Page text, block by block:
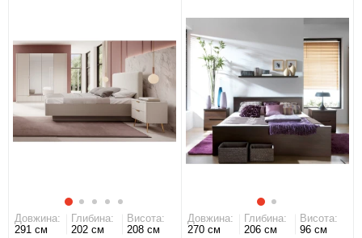
Довжина:
291 см
Глибина:
202 см
Висота:
208 см
Довжина:
270 см
Глибина:
206 см
Висота:
96 см